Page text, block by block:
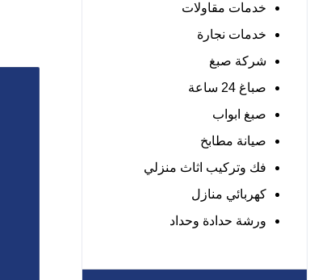
خدمات مقاولات
خدمات نجارة
شركة صبغ
صباغ 24 ساعة
صبغ ابواب
صيانة مطابخ
فك وتركيب اثاث منزلي
كهربائي منازل
ورشة حدادة وحداد